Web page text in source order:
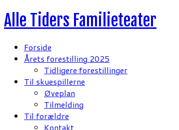
Fortsæt
til
Alle Tiders Familieteater
Forside
Årets forestilling 2025
Tidligere forestillinger
Til skuespillerne
Øveplan
Tilmelding
Til forældre
Kontakt